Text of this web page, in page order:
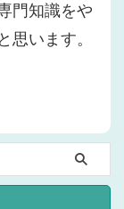
門知識をや
思います。